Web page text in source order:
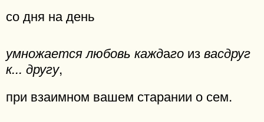
со дня на день
умножается любовь каждаго извасдруг
к... другу,
при взаимном вашем старании о сем.